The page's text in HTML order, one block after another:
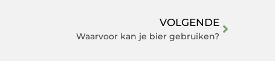
VOLGENDE
Waarvoor kan je bier gebruiken?